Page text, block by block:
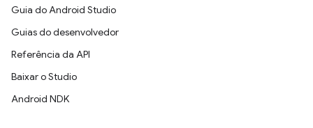
Guia do Android Studio
Guias do desenvolvedor
Referência da API
Baixar o Studio
Android NDK